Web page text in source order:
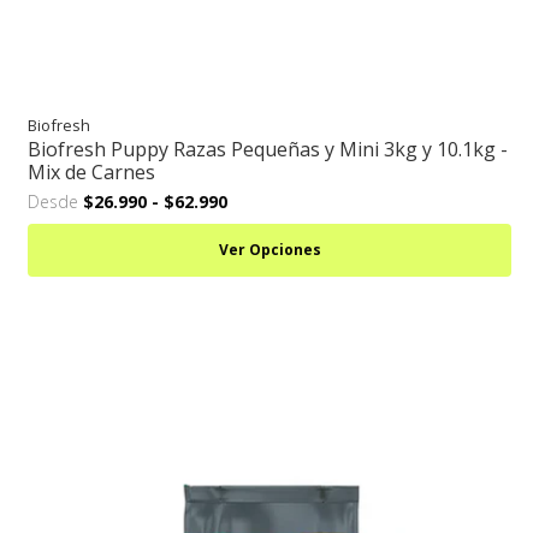
Biofresh
Biofresh Puppy Razas Pequeñas y Mini 3kg y 10.1kg -
Mix de Carnes
Desde $26.990 - $62.990
Ver Opciones